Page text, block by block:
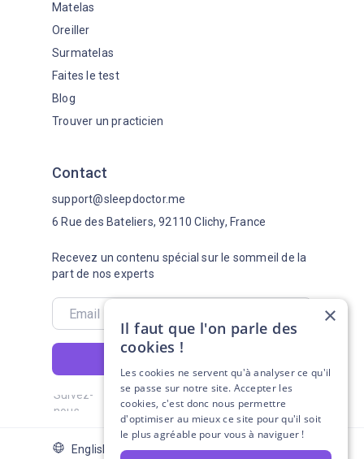
Contact
Matelas
Oreiller
Surmatelas
Blog
Trouver un practicien
Faites le test
Recevez un contenu spécial sur le sommeil de la
part de nos experts
support@sleepdoctor.me
6 Rue des Bateliers, 92110 Clichy, France
Suivez-
nous
English Version
×
Il faut que l'on parle des
cookies !
Les cookies ne servent qu'à analyser ce qu'il
se passe sur notre site. Accepter les
cookies, c'est donc nous permettre
d'optimiser au mieux ce site pour qu'il soit
le plus agréable pour vous à naviguer !